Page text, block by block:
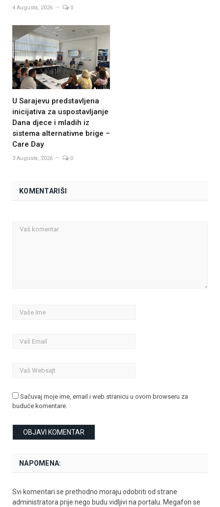
4 Augusta, 2026 0
U Sarajevu predstavljena
inicijativa za uspostavljanje
Dana djece i mladih iz
sistema alternativne brige –
Care Day
3 Augusta, 2026 0
KOMENTARIŠI
Sačuvaj moje ime, email i web stranicu u ovom browseru za
buduće komentare.
NAPOMENA:
Svi komentari se prethodno moraju odobriti od strane
administratora prije nego budu vidljivi na portalu. Megafon se